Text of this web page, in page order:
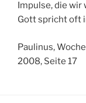
Impulse, die wir
Gott spricht oft
Paulinus,
2008, Seite 17